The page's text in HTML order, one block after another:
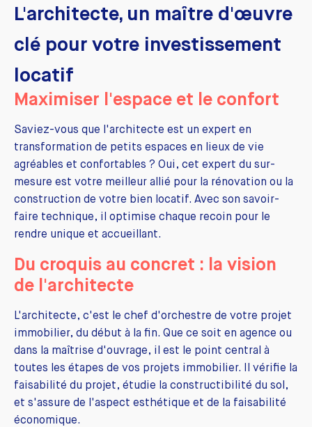
L'architecte, un maître d'œuvre
clé pour votre investissement
locatif
Maximiser l'espace et le confort
Saviez-vous que l'architecte est un expert en
transformation de petits espaces en lieux de vie
agréables et confortables ? Oui, cet expert du sur-
mesure est votre meilleur allié pour la rénovation ou la
construction de votre bien locatif. Avec son savoir-
faire technique, il optimise chaque recoin pour le
rendre unique et accueillant.
Du croquis au concret : la vision
de l'architecte
L'architecte, c'est le chef d'orchestre de votre projet
immobilier, du début à la fin. Que ce soit en agence ou
dans la maîtrise d'ouvrage, il est le point central à
toutes les étapes de vos projets immobilier. Il vérifie la
faisabilité du projet, étudie la constructibilité du sol,
et s'assure de l'aspect esthétique et de la faisabilité
économique.